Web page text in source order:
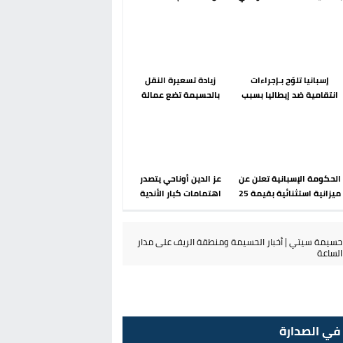
إسبانيا تلوّح بـإجراءات
انتقامية ضد إيطاليا بسبب
زيادة تسعيرة النقل
بالحسيمة تضع عمالة
الحكومة الإسبانية تعلن عن
ميزانية استثنائية بقيمة 25
عز الدين أوناحي يتصدر
اهتمامات كبار الأندية
حسيمة سيتي | أخبار الحسيمة ومنطقة الريف على مدار
الساعة
في الصدارة